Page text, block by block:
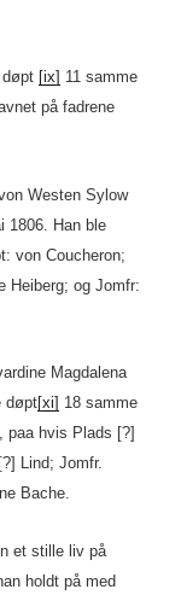
[ix] 11 samme
på fadrene
Westen Sylow
1806. Han ble
von Coucheron;
Heiberg; og Jomfr:
Magdalena
døpt[xi] 18 samme
paa hvis Plads [?]
Lind; Jomfr.
Bache.
et stille liv på
holdt på med